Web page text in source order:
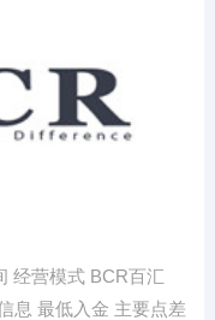
经营模式 BCR百汇
息 最低入金 主要点差